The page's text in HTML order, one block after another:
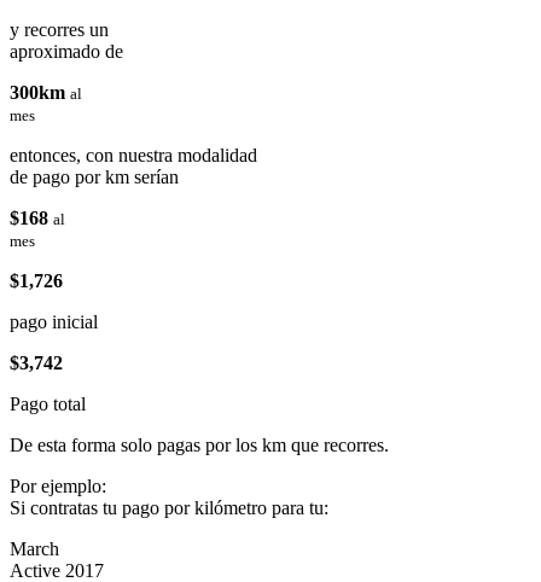
y recorres un
aproximado de
300km al
mes
entonces, con nuestra modalidad
de pago por km serían
$168 al
mes
$1,726
pago inicial
$3,742
Pago total
De esta forma solo pagas por los km que recorres.
Por ejemplo:
Si contratas tu pago por kilómetro para tu:
March
Active 2017